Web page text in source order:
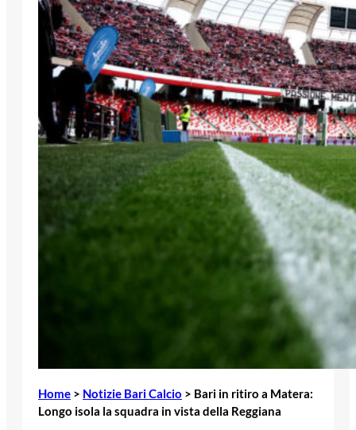
Home > Notizie Bari Calcio > Bari in ritiro a Matera:
Longo isola la squadra in vista della Reggiana